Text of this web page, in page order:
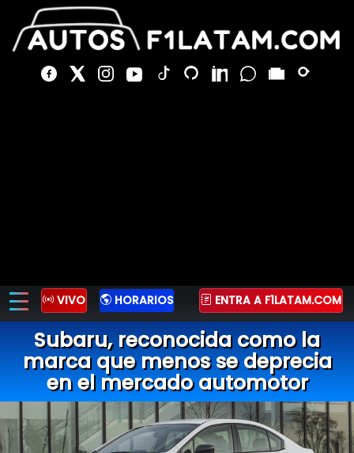
VIVO HORARIOS ENTRA A F1LATAM.COM
Subaru, reconocida como la
marca que menos se deprecia
en el mercado automotor